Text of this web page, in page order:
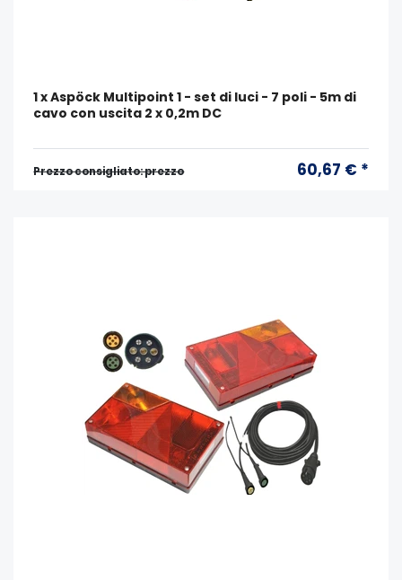
1 x Aspöck Multipoint 1 - set di luci - 7 poli - 5m di
cavo con uscita 2 x 0,2m DC
Prezzo consigliato: prezzo 60,67 € *